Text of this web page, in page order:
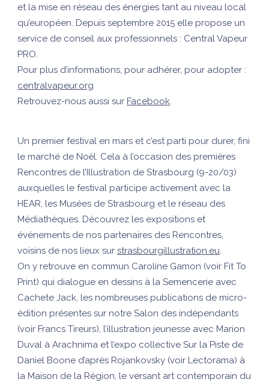
et la mise en réseau des énergies tant au niveau local
qu’européen. Depuis septembre 2015 elle propose un
service de conseil aux professionnels : Central Vapeur
PRO.
Pour plus d’informations, pour adhérer, pour adopter :
centralvapeur.org
Retrouvez-nous aussi sur Facebook
Un premier festival en mars et c’est parti pour durer, fini
le marché de Noël. Cela à l’occasion des premières
Rencontres de l’Illustration de Strasbourg (9-20/03)
auxquelles le festival participe activement avec la
HEAR, les Musées de Strasbourg et le réseau des
Médiathèques. Découvrez les expositions et
événements de nos partenaires des Rencontres,
voisins de nos lieux sur strasbourgillustration.eu
On y retrouve en commun Caroline Gamon (voir Fit To
Print) qui dialogue en dessins à la Semencerie avec
Cachete Jack, les nombreuses publications de micro-
édition présentes sur notre Salon des indépendants
(voir Francs Tireurs), l’illustration jeunesse avec Marion
Duval à Arachnima et l’expo collective Sur la Piste de
Daniel Boone d’après Rojankovsky (voir Lectorama) à
la Maison de la Région, le versant art contemporain du